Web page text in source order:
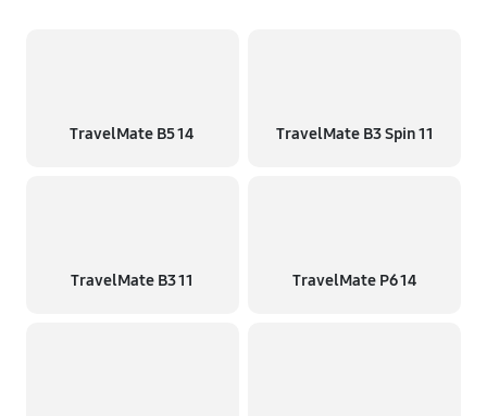
TravelMate B5 14 TravelMate B3 Spin 11
TravelMate B3 11 TravelMate P6 14